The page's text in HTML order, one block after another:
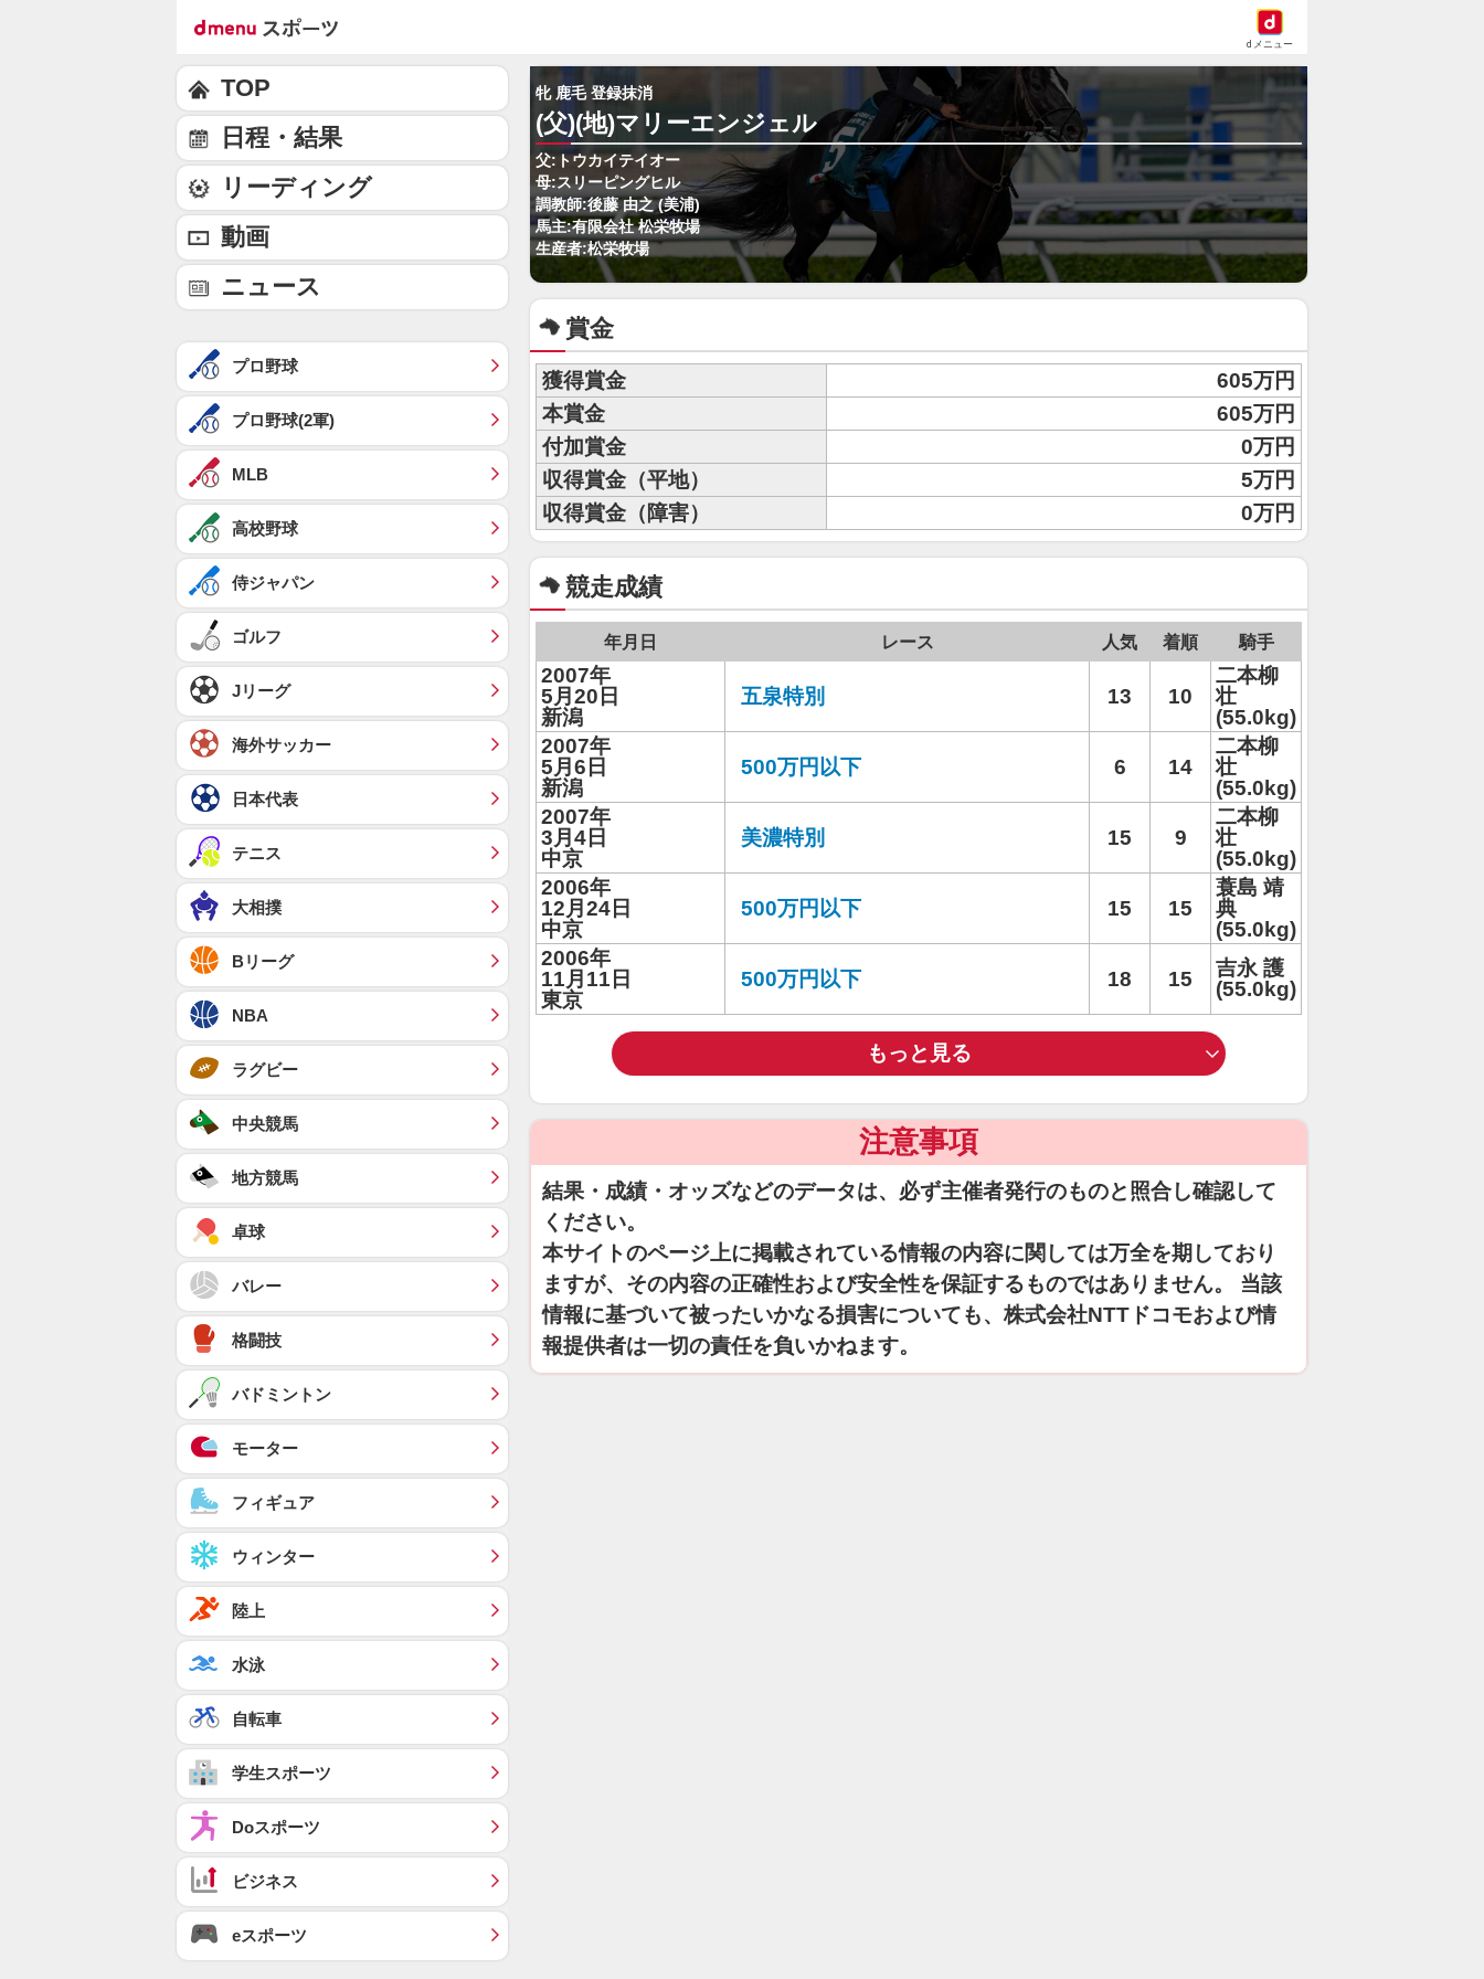
dメニュー
牝 鹿毛 登録抹消
(父)(地)マリーエンジェル
父:トウカイテイオー
母:スリーピングヒル
調教師:後藤 由之 (美浦)
馬主:有限会社 松栄牧場
生産者:松栄牧場
賞金
獲得賞金
605万円
本賞金
605万円
付加賞金
0万円
収得賞金（平地）
5万円
収得賞金（障害）
0万円
競走成績
年月日 レース 人気 着順 騎手
2007年
5月20日
新潟
五泉特別 13 10
二本柳
壮
(55.0kg)
2007年
5月6日
新潟
500万円以下 6 14
二本柳
壮
(55.0kg)
2007年
3月4日
中京
美濃特別 15 9
二本柳
壮
(55.0kg)
2006年
12月24日
中京
500万円以下 15 15
蓑島 靖
典
(55.0kg)
2006年
11月11日
東京
500万円以下 18 15
吉永 護
(55.0kg)
もっと見る
注意事項
結果・成績・オッズなどのデータは、必ず主催者発行のものと照合し確認して
ください。
本サイトのページ上に掲載されている情報の内容に関しては万全を期しており
ますが、その内容の正確性および安全性を保証するものではありません。 当該
情報に基づいて被ったいかなる損害についても、株式会社NTTドコモおよび情
報提供者は一切の責任を負いかねます。
TOP
日程・結果
リーディング
動画
ニュース
プロ野球
プロ野球(2軍)
MLB
高校野球
侍ジャパン
ゴルフ
Jリーグ
海外サッカー
日本代表
テニス
大相撲
Bリーグ
NBA
ラグビー
中央競馬
地方競馬
卓球
バレー
格闘技
バドミントン
モーター
フィギュア
ウィンター
陸上
水泳
自転車
学生スポーツ
Doスポーツ
ビジネス
eスポーツ